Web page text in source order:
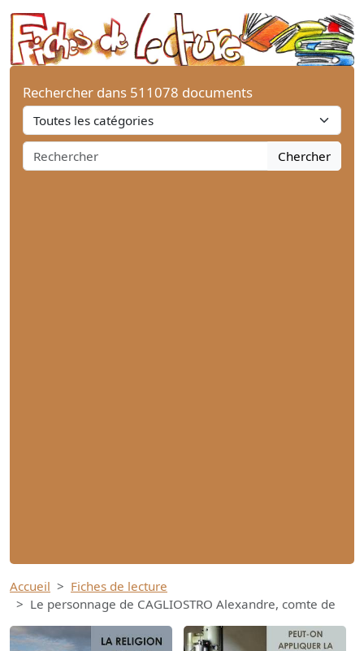
Rechercher dans 511078 documents
Chercher
Accueil
Fiches de lecture
Le personnage de CAGLIOSTRO Alexandre, comte de